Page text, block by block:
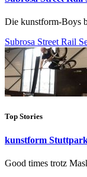
Die kunstform-Boys
Subrosa Street Rail
Top Stories
kunstform
Good times trotz